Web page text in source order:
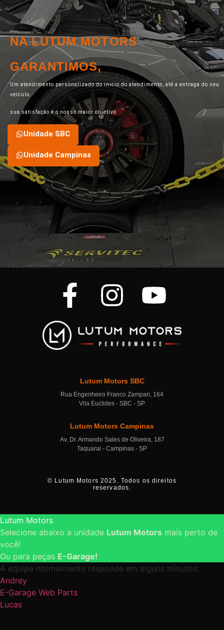
NA LUTUM MOTORS
GARANTIMOS,
Um atendimento personalizado do inicio do atendimento, até a entrega do seu
veículo.
sua satisfação é o nosso maior objetivo
Unidade SBC
Unidade Campinas
Lutum Motors SBC
Rua Engenheiro Franco Zampari, 164
Vila Euclides - SBC - SP
Lutum Motors Campinas
Av. Dr. Armando Sales de Oliveira, 187
Taquaral - Campinas - SP
© Lutum Motors 2025. Todos os direitos
reservados.
Lutum Motors
Selecione abaixo a unidade Lutum Motors mais perto de
você!
Ou para peças E-Garage!
A equipe normalmente responde em alguns minutos.
Andrey
E-Garage Web Parts
Lucas